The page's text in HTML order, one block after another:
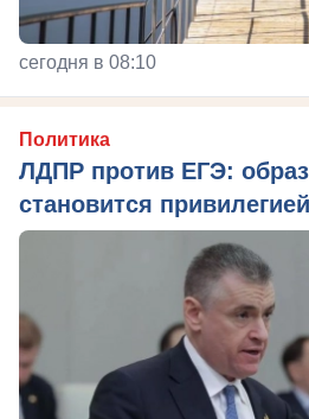
сегодня в 08:10
Политика
ЛДПР против ЕГЭ:
становится